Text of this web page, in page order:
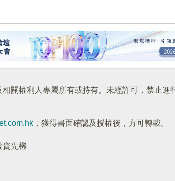
關權利人專屬所有或持有。未經許可，禁止進
，獲得書面確認及授權後，方可轉載。
資先機